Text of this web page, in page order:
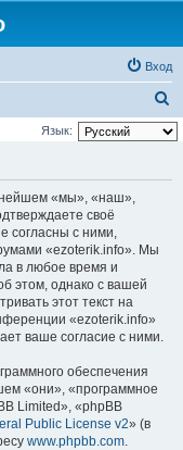
Вход
о
Язык:
«мы», «наш»,
своё
согласны с ними,
«ezoterik.info». Мы
в любое время и
этом, однако с вашей
этот текст на
«ezoterik.info»
ваше согласие с ними.
обеспечения
«они», «программное
Limited», «phpBB
Public License v2» (в
www.phpbb.com.